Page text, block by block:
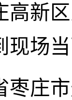
高新
现场
枣庄